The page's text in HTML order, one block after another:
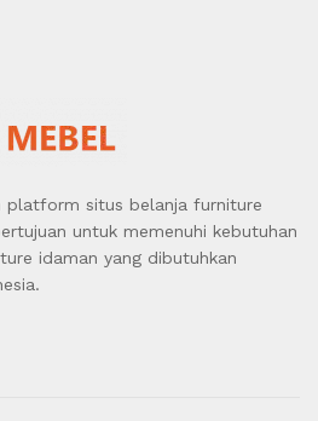
platform situs belanja furniture
untuk memenuhi kebutuhan
idaman yang dibutuhkan